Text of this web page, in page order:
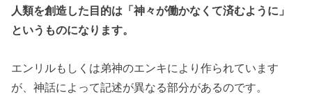
人類を創造した目的は「神々が働かなくて済むように」
というものになります。
エンリルもしくは弟神のエンキにより作られています
が、神話によって記述が異なる部分があるのです。